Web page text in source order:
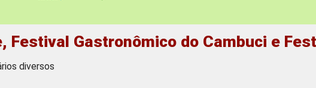
Festival Gastronômico do Cambuci e
diversos